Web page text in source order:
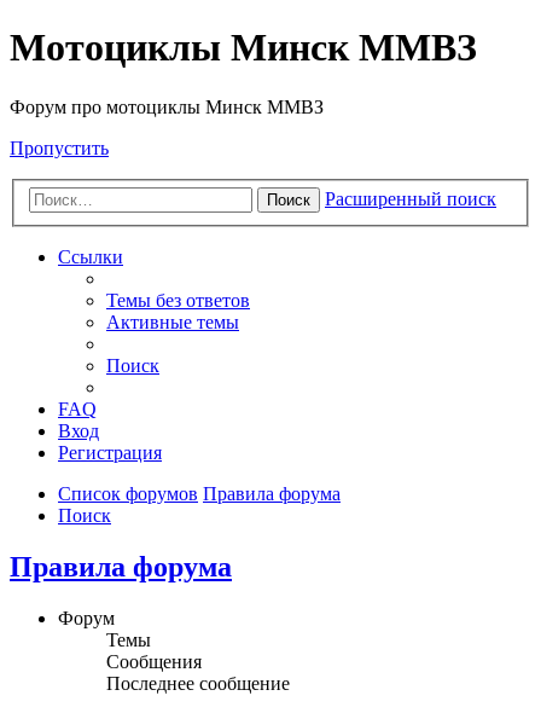
Мотоциклы Минск ММВЗ
Форум про мотоциклы Минск ММВЗ
Пропустить
Поиск Расширенный поиск
Ссылки
Темы без ответов
Активные темы
Поиск
FAQ
Вход
Регистрация
Список форумов Правила форума
Поиск
Правила форума
Форум
Темы
Сообщения
Последнее сообщение